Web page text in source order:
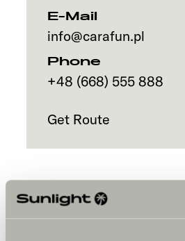
E-Mail
info@carafun.pl
Phone
+48 (668) 555 888
Get Route